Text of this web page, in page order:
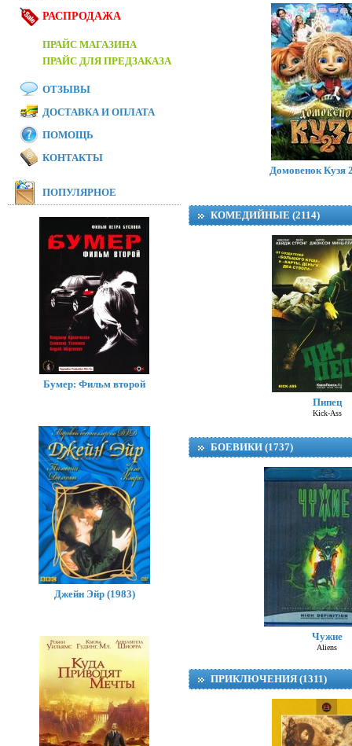
Модная братва
I Love Boosters
Домовенок Кузя
КОМЕДИЙНЫЕ (2114)
Пипец
Kick-Ass
БОЕВИКИ (1737)
Чужие
Aliens
ПРИКЛЮЧЕНИЯ (1311)
РАСПРОДАЖА
ПРАЙС МАГАЗИНА
ПРАЙС ДЛЯ ПРЕДЗАКАЗА
ОТЗЫВЫ
ДОСТАВКА И ОПЛАТА
ПОМОЩЬ
КОНТАКТЫ
ПОПУЛЯРНОЕ
Бумер: Фильм второй
Джейн Эйр (1983)